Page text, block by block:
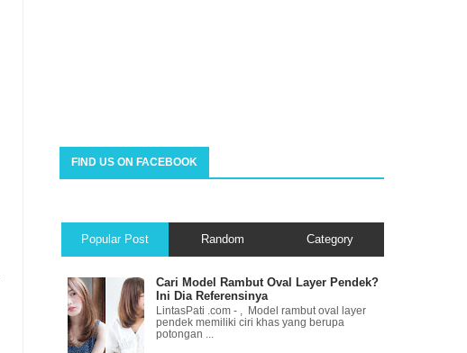
FIND US ON FACEBOOK
Popular Post Random Category
Cari Model Rambut Oval Layer Pendek?
Ini Dia Referensinya
LintasPati .com - , Model rambut oval layer
pendek memiliki ciri khas yang berupa
potongan ...